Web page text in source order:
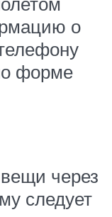
о
форме
через
следует